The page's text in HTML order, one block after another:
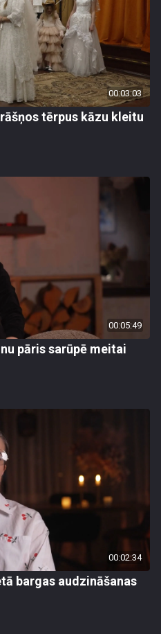
00:03:03
tērpus kāzu kleitu
00:05:49
pāris sarūpē meitai
00:02:34
bargas audzināšanas